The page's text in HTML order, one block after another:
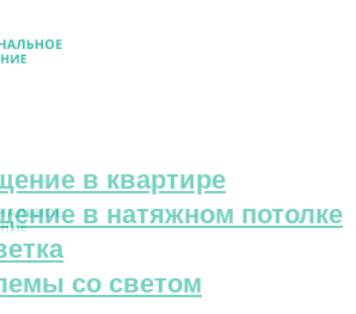
в квартире
в натяжном потолке
со светом